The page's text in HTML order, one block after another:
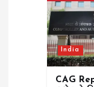
India
CAG